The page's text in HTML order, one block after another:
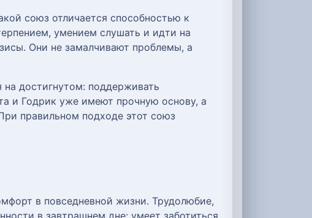
союз отличается способностью к
умением слушать и идти на
Они не замалчивают проблемы, а
достигнутом: поддерживать
и Годрик уже имеют прочную основу, а
правильном подходе этот союз
в повседневной жизни. Трудолюбие,